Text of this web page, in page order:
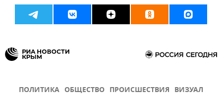
ПОЛИТИКА ОБЩЕСТВО ПРОИСШЕСТВИЯ ВИЗУАЛ